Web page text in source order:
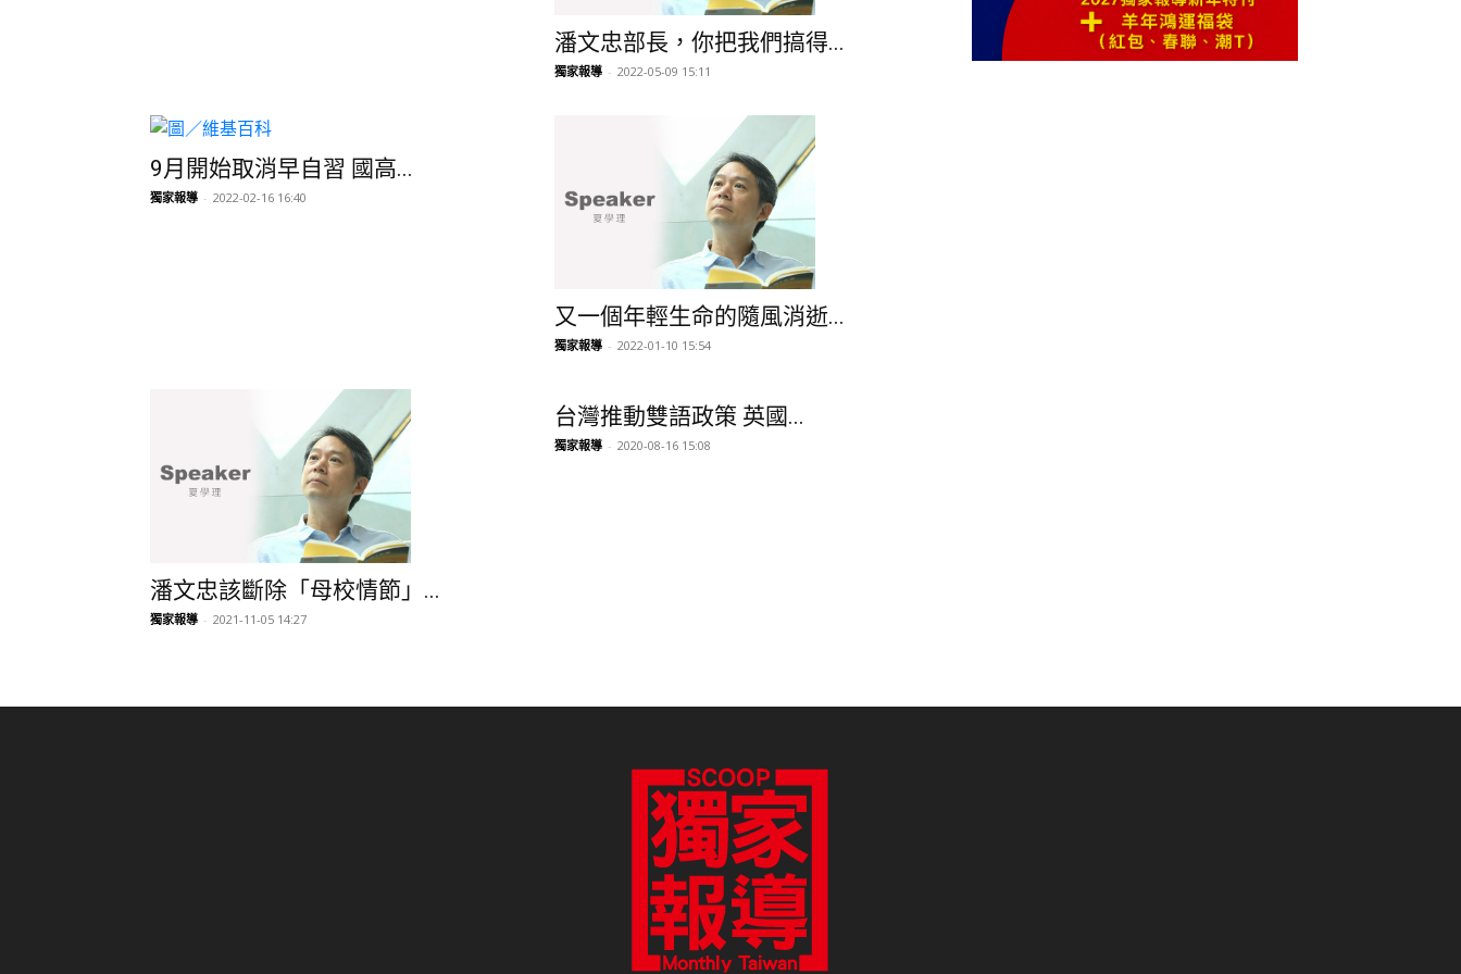
潘文忠部長，你把我們搞得...
獨家報導 - 2022-05-09 15:11
9月開始取消早自習 國高...
獨家報導 - 2022-02-16 16:40
又一個年輕生命的隨風消逝...
獨家報導 - 2022-01-10 15:54
潘文忠該斷除「母校情節」...
獨家報導 - 2021-11-05 14:27
台灣推動雙語政策 英國...
獨家報導 - 2020-08-16 15:08